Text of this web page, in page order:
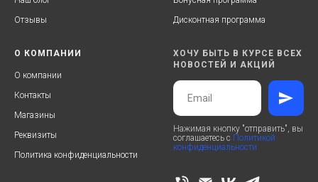
Отзывы
Дисконтная программа
О КОМПАНИИ
О компании
Контакты
Магазины
Реквизиты
Политика конфиденциальности
ХОЧУ БЫТЬ В КУРСЕ ВСЕХ
НОВОСТЕЙ И АКЦИЙ
Нажимая кнопку "отправить", вы
соглашаетесь с Политикой
конфиденциальности